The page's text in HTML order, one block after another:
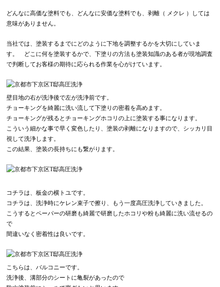
どんなに高価な塗料でも、どんなに安価な塗料でも、剥離（ メクレ ）しては
意味がありません。
当社では、塗装するまでにどのように下地を調整するかを大切にしていま
す。 どこに何を塗装するかで、下塗りの方法も塗装知識のある者が現地調査
で判断してお客様の期待に応られる作業を心がけています。
壁目地の右が洗浄後で左が洗浄前です。
チョーキングを綺麗に洗い流して下塗りの密着を高めます。
チョーキングが残るとチョーキングホコリの上に塗装する事になります。
こういう細かな事で早く変色したり、塗装の剥離になりますので、シッカリ目
視して洗浄します。
この結果、塗装の長持ちにも繋がります。
コチラは、板金の横トユです。
コチラは、洗浄時にケレン束子で擦り、もう一度高圧洗浄していきました。
こうするとペーパーの研磨も綺麗で研磨したホコリや粉も綺麗に洗い流せるの
で
間違いなく密着性は良いです。
こちらは、バルコニーです。
洗浄後、溝部分のシートに亀裂があったので